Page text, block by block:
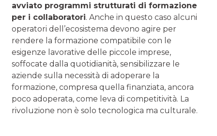
avviato programmi strutturati di formazione
per i collaboratori. Anche in questo caso alcuni
operatori dell’ecosistema devono agire per
rendere la formazione compatibile con le
esigenze lavorative delle piccole imprese,
soffocate dalla quotidianità, sensibilizzare le
aziende sulla necessità di adoperare la
formazione, compresa quella finanziata, ancora
poco adoperata, come leva di competitività. La
rivoluzione non è solo tecnologica ma culturale.